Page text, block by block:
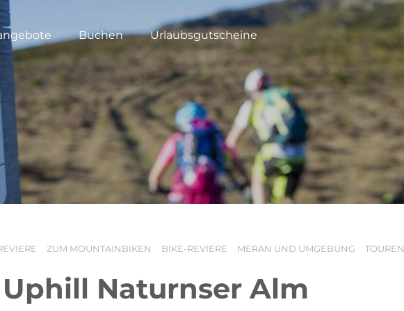
Buchen Urlaubsgutscheine
ZUM MOUNTAINBIKEN BIKE-REVIERE MERAN UND UMGEBUNG TOUREN
Uphill Naturnser Alm